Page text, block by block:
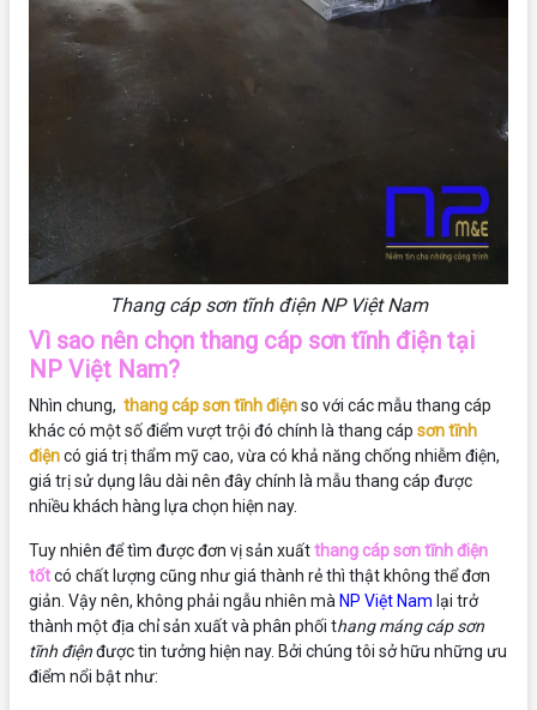
Thang cáp sơn tĩnh điện NP Việt Nam
Vì sao nên chọn thang cáp sơn tĩnh điện tại
NP Việt Nam?
Nhìn chung, thang cáp sơn tĩnh điệnso với các mẫu thang cáp
khác có một số điểm vượt trội đó chính là thang cáp sơn tĩnh
điệncó giá trị thẩm mỹ cao, vừa có khả năng chống nhiễm điện,
giá trị sử dụng lâu dài nên đây chính là mẫu thang cáp được
nhiều khách hàng lựa chọn hiện nay.
Tuy nhiên để tìm được đơn vị sản xuấtthang cáp sơn tĩnh điện
tốtcó chất lượng cũng như giá thành rẻ thì thật không thể đơn
giản. Vậy nên, không phải ngẫu nhiên mà NP Việt Nam lại trở
thành một địa chỉ sản xuất và phân phối thang máng cáp sơn
tĩnh điệnđược tin tưởng hiện nay. Bởi chúng tôi sở hữu những ưu
điểm nổi bật như: